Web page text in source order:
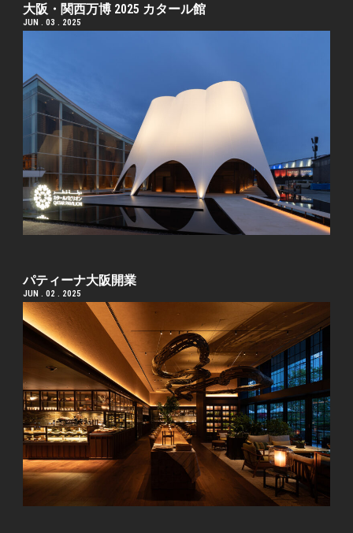
大阪・関西万博 2025 カタール館
JUN . 03 . 2025
パティーナ大阪開業
JUN . 02 . 2025